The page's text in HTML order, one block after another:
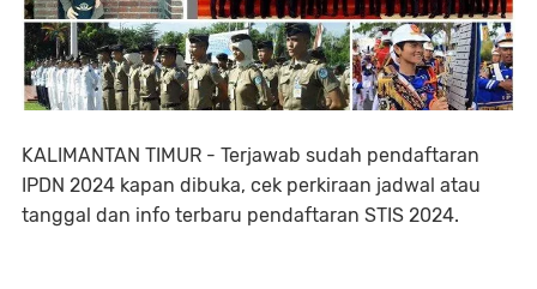
KALIMANTAN TIMUR - Terjawab sudah pendaftaran
IPDN 2024 kapan dibuka, cek perkiraan jadwal atau
tanggal dan info terbaru pendaftaran STIS 2024.